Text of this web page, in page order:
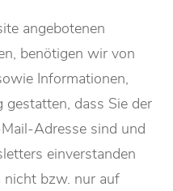
angebotenen
benötigen wir von
Informationen,
dass Sie der
Adresse sind und
einverstanden
nicht bzw. nur auf